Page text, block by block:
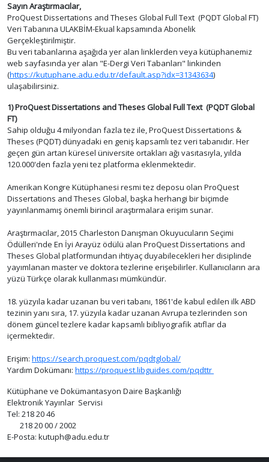
Sayın Araştırmacılar,
ProQuest Dissertations and Theses Global Full Text (PQDT Global FT)
Veri Tabanına ULAKBİM-Ekual kapsamında Abonelik
Gerçekleştirilmiştir.
Bu veri tabanlarına aşağıda yer alan linklerden veya kütüphanemiz
web sayfasında yer alan "E-Dergi Veri Tabanları" linkinden
(https://kutuphane.adu.edu.tr/default.asp?idx=31343634)
ulaşabilirsiniz.
1) ProQuest Dissertations and Theses Global Full Text (PQDT Global
FT)
Sahip olduğu 4 milyondan fazla tez ile, ProQuest Dissertations &
Theses (PQDT) dünyadaki en geniş kapsamlı tez veri tabanıdır. Her
geçen gün artan küresel üniversite ortakları ağı vasıtasıyla, yılda
120.000'den fazla yeni tez platforma eklenmektedir.
Amerikan Kongre Kütüphanesi resmi tez deposu olan ProQuest
Dissertations and Theses Global, başka herhangi bir biçimde
yayınlanmamış önemli birincil araştırmalara erişim sunar.
Araştırmacılar, 2015 Charleston Danışman Okuyucuların Seçimi
Ödülleri'nde En İyi Arayüz ödülü alan ProQuest Dissertations and
Theses Global platformundan ihtiyaç duyabilecekleri her disiplinde
yayımlanan master ve doktora tezlerine erişebilirler. Kullanıcıların ara
yüzü Türkçe olarak kullanması mümkündür.
18. yüzyıla kadar uzanan bu veri tabanı, 1861'de kabul edilen ilk ABD
tezinin yanı sıra, 17. yüzyıla kadar uzanan Avrupa tezlerinden son
dönem güncel tezlere kadar kapsamlı bibliyografik atıflar da
içermektedir.
Erişim: https://search.proquest.com/pqdtglobal/
Yardım Dokümanı: https://proquest.libguides.com/pqdttr
Kütüphane ve Dokümantasyon Daire Başkanlığı
Elektronik Yayınlar Servisi
Tel: 218 20 46
218 20 00 / 2002
E-Posta: kutuph@adu.edu.tr